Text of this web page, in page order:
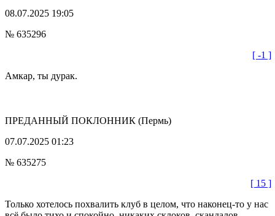
08.07.2025 19:05
№ 635296
[ -1 ]
Амкар, ты дурак.
ПРЕДАННЫЙ ПОКЛОННИК (Пермь)
07.07.2025 01:23
№ 635275
[ 15 ]
Только хотелось похвалить клуб в целом, что наконец-то у нас